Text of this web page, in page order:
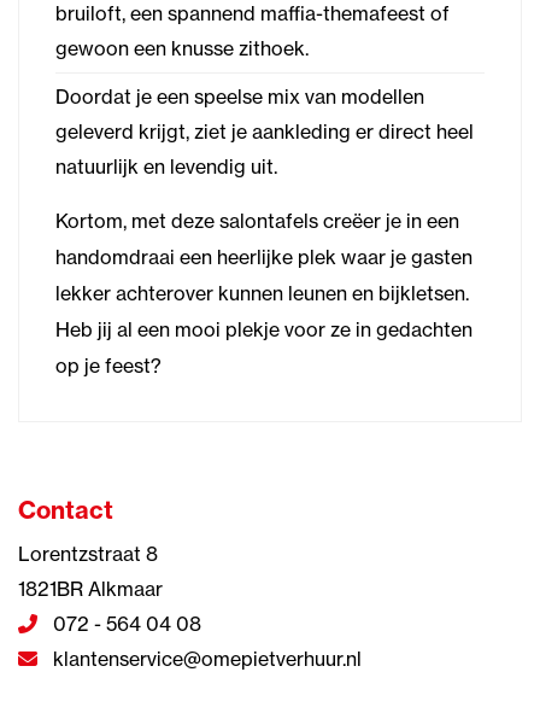
bruiloft, een spannend maffia-themafeest of
gewoon een knusse zithoek.
Doordat je een speelse mix van modellen
geleverd krijgt, ziet je aankleding er direct heel
natuurlijk en levendig uit.
Kortom, met deze salontafels creëer je in een
handomdraai een heerlijke plek waar je gasten
lekker achterover kunnen leunen en bijkletsen.
Heb jij al een mooi plekje voor ze in gedachten
op je feest?
Contact
Lorentzstraat 8
1821BR Alkmaar
072 - 564 04 08
klantenservice@omepietverhuur.nl